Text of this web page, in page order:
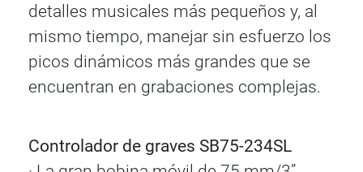
detalles musicales más pequeños y, al
mismo tiempo, manejar sin esfuerzo los
picos dinámicos más grandes que se
encuentran en grabaciones complejas.
Controlador de graves SB75-234SL